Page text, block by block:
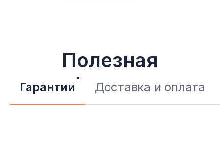
Полезная
информация
Гарантии Доставка и оплата